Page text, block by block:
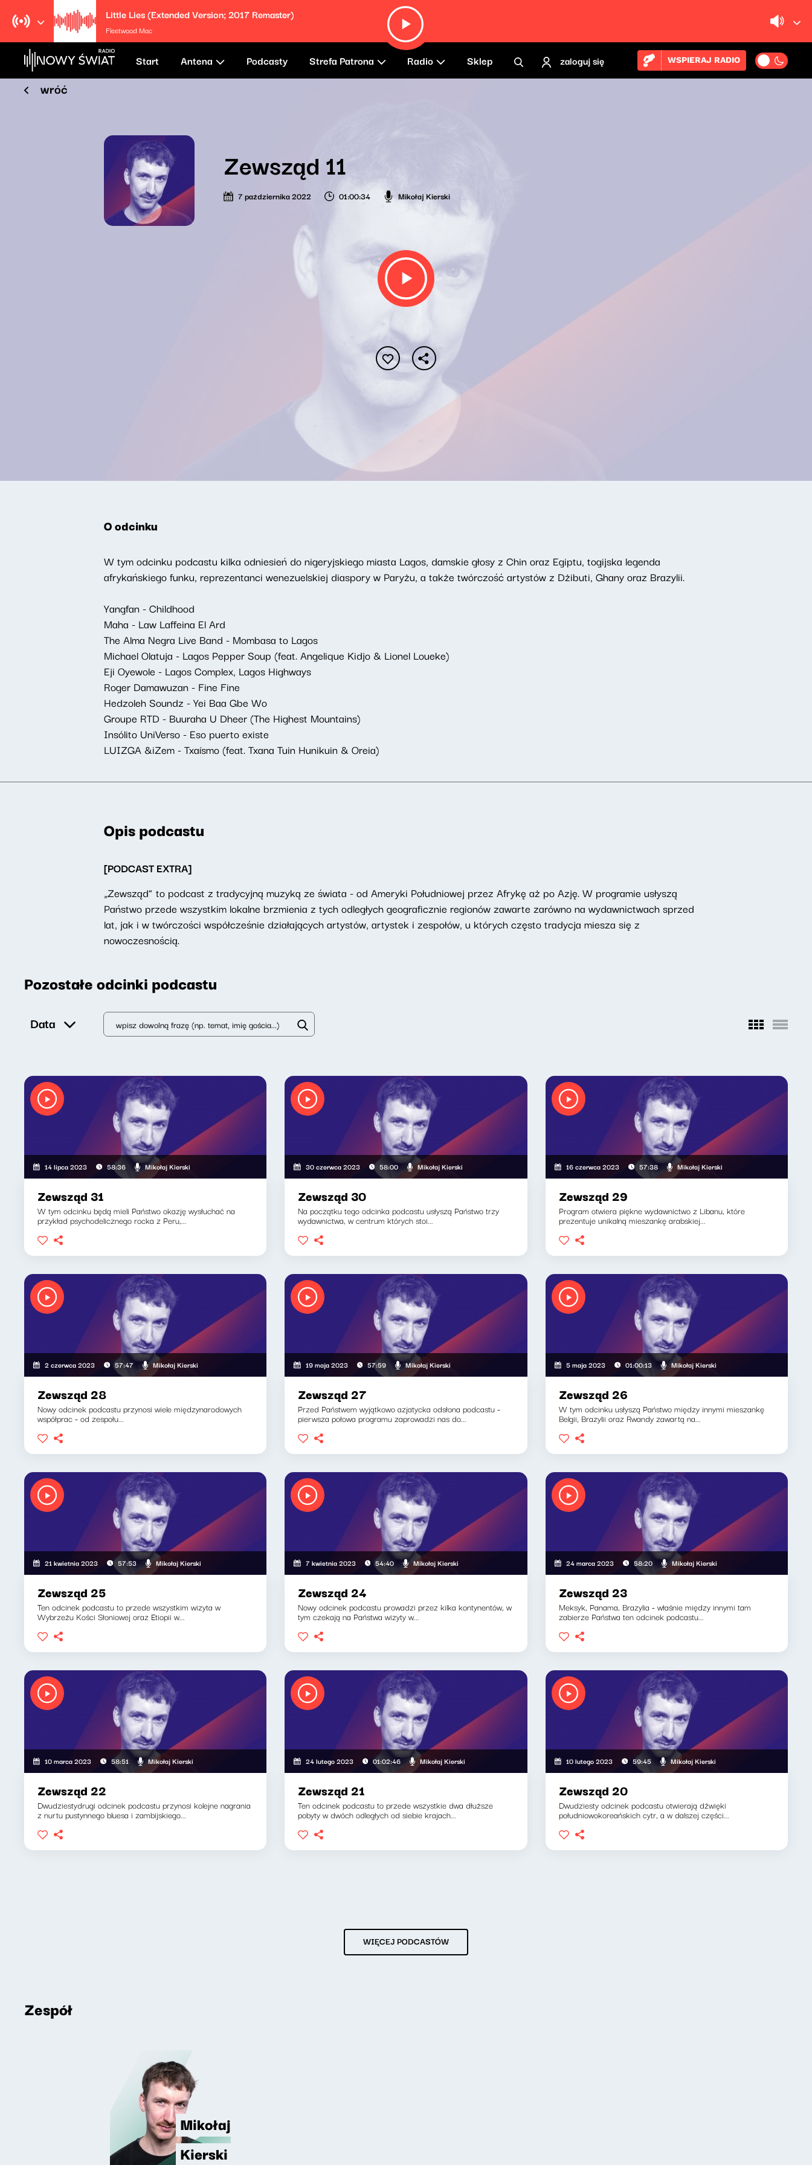
Little Lies (Extended Version; 2017 Remaster)
Fleetwood Mac
Start Antena Podcasty Strefa Patrona Radio Sklep zaloguj się WSPIERAJ RADIO
wróć
Zewsząd 11
7 października 2022 01:00:34 Mikołaj Kierski
O odcinku
W tym odcinku podcastu kilka odniesień do nigeryjskiego miasta Lagos, damskie głosy z Chin oraz Egiptu, togijska legenda
afrykańskiego funku, reprezentanci wenezuelskiej diaspory w Paryżu, a także twórczość artystów z Dżibuti, Ghany oraz Brazylii.
Yangfan - Childhood
Maha - Law Laffeina El Ard
The Alma Negra Live Band - Mombasa to Lagos
Michael Olatuja - Lagos Pepper Soup (feat. Angelique Kidjo & Lionel Loueke)
Eji Oyewole - Lagos Complex, Lagos Highways
Roger Damawuzan - Fine Fine
Hedzoleh Soundz - Yei Baa Gbe Wo
Groupe RTD - Buuraha U Dheer (The Highest Mountains)
Insólito UniVerso - Eso puerto existe
LUIZGA &iZem - Txaísmo (feat. Txana Tuin Hunikuin & Oreia)
Opis podcastu
[PODCAST EXTRA]
„Zewsząd” to podcast z tradycyjną muzyką ze świata - od Ameryki Południowej przez Afrykę aż po Azję. W programie usłyszą
Państwo przede wszystkim lokalne brzmienia z tych odległych geograficznie regionów zawarte zarówno na wydawnictwach sprzed
lat, jak i w twórczości współcześnie działających artystów, artystek i zespołów, u których często tradycja miesza się z
nowoczesnością.
Pozostałe odcinki podcastu
Data
14 lipca 2023 58:36 Mikołaj Kierski
Zewsząd 31
W tym odcinku będą mieli Państwo okazję wysłuchać na
przykład psychodelicznego rocka z Peru,...
30 czerwca 2023 58:00 Mikołaj Kierski
Zewsząd 30
Na początku tego odcinka podcastu usłyszą Państwo trzy
wydawnictwa, w centrum których stoi...
16 czerwca 2023 57:38 Mikołaj Kierski
Zewsząd 29
Program otwiera piękne wydawnictwo z Libanu, które
prezentuje unikalną mieszankę arabskiej...
2 czerwca 2023 57:47 Mikołaj Kierski
Zewsząd 28
Nowy odcinek podcastu przynosi wiele międzynarodowych
współprac - od zespołu...
19 maja 2023 57:59 Mikołaj Kierski
Zewsząd 27
Przed Państwem wyjątkowo azjatycka odsłona podcastu -
pierwsza połowa programu zaprowadzi nas do...
5 maja 2023 01:00:13 Mikołaj Kierski
Zewsząd 26
W tym odcinku usłyszą Państwo między innymi mieszankę
Belgii, Brazylii oraz Rwandy zawartą na...
21 kwietnia 2023 57:53 Mikołaj Kierski
Zewsząd 25
Ten odcinek podcastu to przede wszystkim wizyta w
Wybrzeżu Kości Słoniowej oraz Etiopii w...
7 kwietnia 2023 54:40 Mikołaj Kierski
Zewsząd 24
Nowy odcinek podcastu prowadzi przez kilka kontynentów, w
tym czekają na Państwa wizyty w...
24 marca 2023 58:20 Mikołaj Kierski
Zewsząd 23
Meksyk, Panama, Brazylia - właśnie między innymi tam
zabierze Państwa ten odcinek podcastu...
10 marca 2023 58:51 Mikołaj Kierski
Zewsząd 22
Dwudziestydrugi odcinek podcastu przynosi kolejne nagrania
z nurtu pustynnego bluesa i zambijskiego...
24 lutego 2023 01:02:46 Mikołaj Kierski
Zewsząd 21
Ten odcinek podcastu to przede wszystkie dwa dłuższe
pobyty w dwóch odległych od siebie krajach...
10 lutego 2023 59:45 Mikołaj Kierski
Zewsząd 20
Dwudziesty odcinek podcastu otwierają dźwięki
południowokoreańskich cytr, a w dalszej części...
WIĘCEJ PODCASTÓW
Zespół
Mikołaj
Kierski